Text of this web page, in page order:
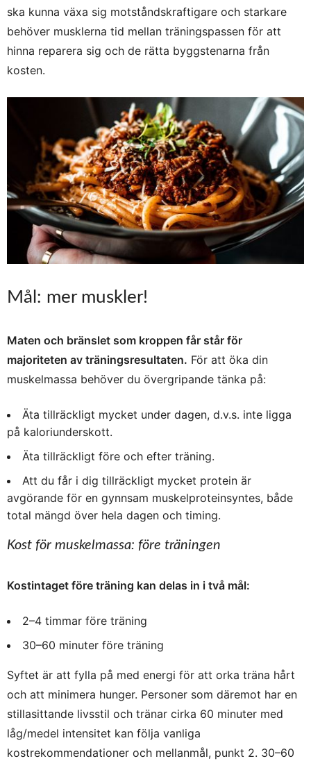
ska kunna växa sig motståndskraftigare och starkare
behöver musklerna tid mellan träningspassen för att
hinna reparera sig och de rätta byggstenarna från
kosten.
Mål: mer muskler!
Maten och bränslet som kroppen får står för
majoriteten av träningsresultaten. För att öka din
muskelmassa behöver du övergripande tänka på:
Äta tillräckligt mycket under dagen, d.v.s. inte ligga
på kaloriunderskott.
Äta tillräckligt före och efter träning.
Att du får i dig tillräckligt mycket protein är
avgörande för en gynnsam muskelproteinsyntes, både
total mängd över hela dagen och timing.
Kost för muskelmassa: före träningen
Kostintaget före träning kan delas in i två mål:
2–4 timmar före träning
30–60 minuter före träning
Syftet är att fylla på med energi för att orka träna hårt
och att minimera hunger. Personer som däremot har en
stillasittande livsstil och tränar cirka 60 minuter med
låg/medel intensitet kan följa vanliga
kostrekommendationer och mellanmål, punkt 2. 30–60